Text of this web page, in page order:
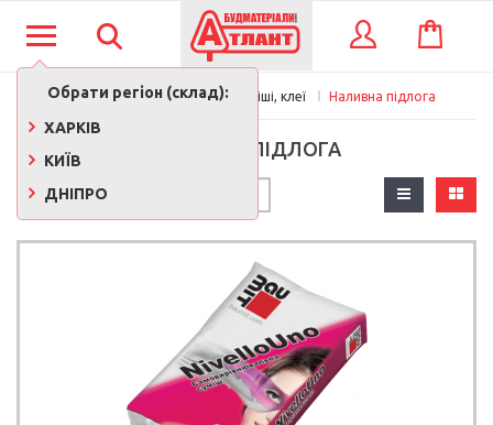
Обрати регіон (склад):
ХАРКІВ
КИЇВ
ДНІПРО
КОШИК
Будматеріали Сухі суміші, клеї Наливна підлога
НАЛИВНА ПІДЛОГА